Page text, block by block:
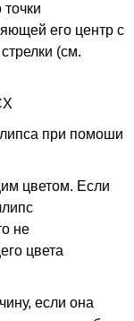
его центр с
(см.
при помоши
цветом. Если
не
цвета
если она